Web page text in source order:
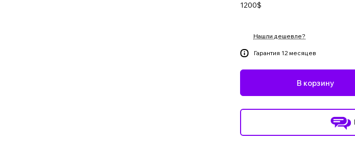
1200$
В корзину
Нашли дешевле?
Гарантия 12 месяцев